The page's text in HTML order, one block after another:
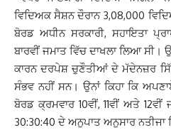
ਵਿਦਿਅਕ ਸੈਸ਼ਨ ਦੌਰਾਨ 3,08,000
ਬੋਰਡ ਅਧੀਨ ਸਰਕਾਰੀ, ਸਹਾਇਤਾ
ਬਾਰਵੀਂ ਜਮਾਤ ਵਿੱਚ ਦਾਖਲਾ ਲਿਆ ਸੀ।
ਕਾਰਨ ਦਰਪੇਸ਼ ਚੁਣੌਤੀਆਂ ਦੇ ਮੱਦੇਨਜ਼ਰ
ਸੰਭਵ ਨਹੀਂ ਸਨ। ਉਨਾਂ ਕਿਹਾ ਕਿ
ਬੋਰਡ ਕ੍ਰਮਵਾਰ 10ਵੀਂ, 11ਵੀਂ ਅਤੇ
30:30:40 ਦੇ ਅਨੁਪਾਤ ਅਨੁਸਾਰ ਨਤੀਜਾ